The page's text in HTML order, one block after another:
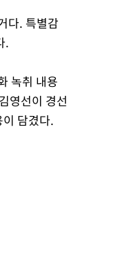
다. 특별감
.
녹취 내용
영선이 경선
담겼다.